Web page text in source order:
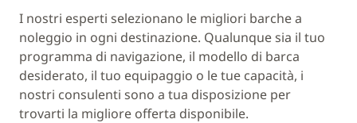
I nostri esperti selezionano le migliori barche a
noleggio in ogni destinazione. Qualunque sia il tuo
programma di navigazione, il modello di barca
desiderato, il tuo equipaggio o le tue capacità, i
nostri consulenti sono a tua disposizione per
trovarti la migliore offerta disponibile.